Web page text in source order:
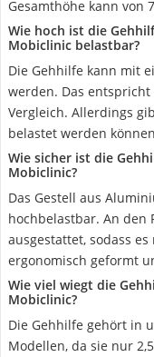
Gesamthöhe kann von
Wie hoch ist die
Mobiclinic belastbar?
Die Gehhilfe kann mit
werden. Das
Vergleich. Allerdings
belastet werden
Wie sicher ist die
Mobiclinic?
Das Gestell aus
hochbelastbar. An den
ausgestattet, sodass
ergonomisch geformt
Wie viel wiegt die
Mobiclinic?
Die Gehhilfe gehört in
Modellen, da sie nur